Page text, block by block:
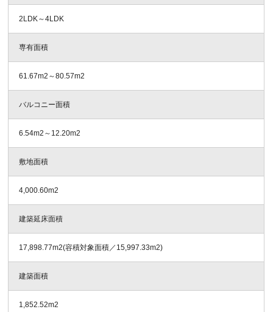
2LDK～4LDK
専有面積
61.67m2 ～80.57m2
バルコニー面積
6.54m2 ～12.20m2
敷地面積
4,000.60m2
建築延床面積
17,898.77m2(容積対象面積／15,997.33m2)
建築面積
1,852.52m2